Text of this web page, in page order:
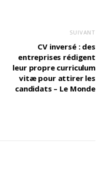
SUIVANT
CV inversé : des
entreprises rédigent
leur propre curriculum
vitæ pour attirer les
candidats – Le Monde